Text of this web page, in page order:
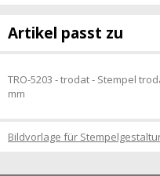
Artikel passt zu
TRO-5203 - trodat - Stempel
mm
Bildvorlage für